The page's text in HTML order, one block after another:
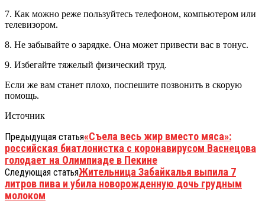
7. Как можно реже пользуйтесь телефоном, компьютером или
телевизором.
8. Не забывайте о зарядке. Она может привести вас в тонус.
9. Избегайте тяжелый физический труд.
Если же вам станет плохо, поспешите позвонить в скорую
помощь.
Источник
Предыдущая статья«Съела весь жир вместо мяса»:
российская биатлонистка с коронавирусом Васнецова
голодает на Олимпиаде в Пекине
Следующая статьяЖительница Забайкалья выпила 7
литров пива и убила новорожденную дочь грудным
молоком